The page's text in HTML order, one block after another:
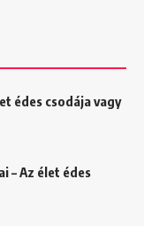
édes csodája vagy
– Az élet édes